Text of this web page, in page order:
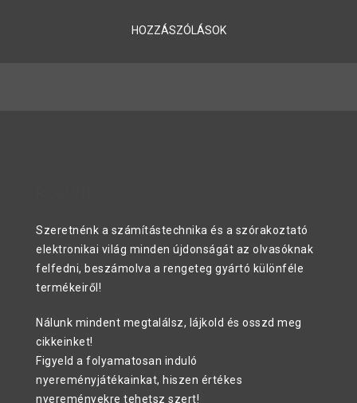
HOZZÁSZÓLÁSOK
Szeretnénk a számítástechnika és a szórakoztató
elektronikai világ minden újdonságát az olvasóknak
felfedni, beszámolva a rengeteg gyártó különféle
termékeiről!
Nálunk mindent megtalálsz, lájkold és osszd meg
cikkeinket!
Figyeld a folyamatosan induló
nyereményjátékainkat, hiszen értékes
nyereményekre tehetsz szert!